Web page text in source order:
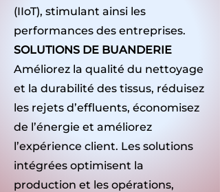
(IIoT), stimulant ainsi les
performances des entreprises.
SOLUTIONS DE BUANDERIE
Améliorez la qualité du nettoyage
et la durabilité des tissus, réduisez
les rejets d’effluents, économisez
de l’énergie et améliorez
l’expérience client. Les solutions
intégrées optimisent la
production et les opérations,